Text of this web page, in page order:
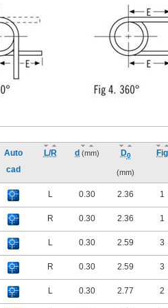
Auto
cad
L/R d (mm) D0
(mm)
Fig
L 0.30 2.36 1
R 0.30 2.36 1
L 0.30 2.59 3
R 0.30 2.59 3
L 0.30 2.77 2